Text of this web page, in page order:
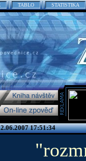
TABLO STATISTIKA
17:51:34